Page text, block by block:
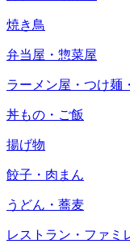
焼き鳥
弁当屋・惣菜屋
ラーメン屋・つけ麺
丼もの・ご飯
揚げ物
餃子・肉まん
うどん・蕎麦
レストラン・ファミ